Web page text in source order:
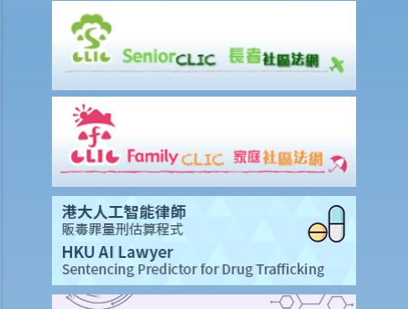
7. 遺產稅之取消及申請遺產的授予承辦書之程序
8. 撤銷授予
1. 申請遺囑認證或遺產管理書有沒有時限？
2. 如果申請人向遺產承辦處遞交文件後，又找到更多死者的資產，他 /
她應該怎樣做？
3. 如果死者的遺產總值不超過50,000元，申請程序是否有所不同？
4. 如果死者的遺產總值超過50,000元，但不超過150,000元，申請程序
是否有所不同？
5. 當遺產稅被取消後，怎樣可以避免在未經許可下擅自處理遺產？
6. 如果遺囑執行人/遺產管理人遺失了遺囑的認證書/遺產管理書，該怎
麼辦？